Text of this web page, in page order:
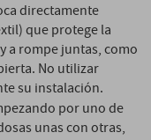
directamente
que protege la
a rompe juntas, como
No utilizar
su instalación.
por uno de
unas con otras,